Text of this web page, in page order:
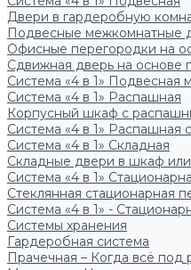
Двери в гардеробную
Подвесные межкомнатные
Офисные перегородки на
Сдвижная дверь на основе
Система «4 в 1» Подвесная
Система «4 в 1» Распашная
Корпусный шкаф с
Система «4 в 1» Распашная
Система «4 в 1» Складная
Складные двери в шкаф
Система «4 в 1»
Стеклянная стационарная
Система «4 в 1» -
Системы хранения
Гардеробная система
Прачечная – Когда всё под